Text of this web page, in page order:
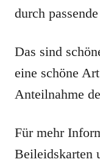
durch
Das sind
eine schöne
Anteilnahme
Für mehr
Beileidskarten